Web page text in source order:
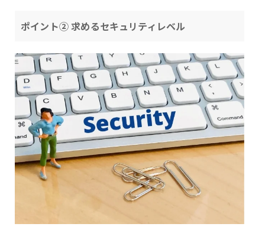
ポイント② 求めるセキュリティレベル